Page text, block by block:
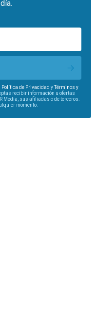
Política de Privacidad yTérminos y
recibir información u ofertas
Media, sus afiliadas o de terceros.
momento.